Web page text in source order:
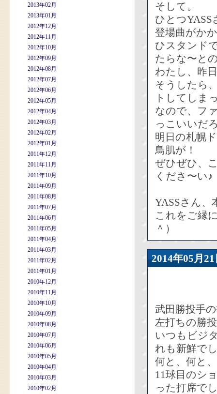
2013年02月
2013年01月
2012年12月
2012年11月
2012年10月
2012年09月
2012年08月
2012年07月
2012年06月
2012年05月
2012年04月
2012年03月
2012年02月
2012年01月
2011年12月
2011年11月
2011年10月
2011年09月
2011年08月
2011年07月
2011年06月
2011年05月
2011年04月
2011年03月
2011年02月
2011年01月
2010年12月
2010年11月
2010年10月
2010年09月
2010年08月
2010年07月
2010年06月
2010年05月
2010年04月
2010年03月
2010年02月
そして。
ひとつ
登場曲がか
ひスタンド
たらな〜と
わたし、昨
そうしたら
トしてしま
なので、フ
っこいいだ
明日の札幌
鳥肌が！
ぜひぜひ、
くださ〜い♪
YASSさん
これをご縁
＾）
2014年05
武田勝投手
左打ちの勝
いつもビジ
れも新鮮で
何と、何と
11球目のシ
った打席で